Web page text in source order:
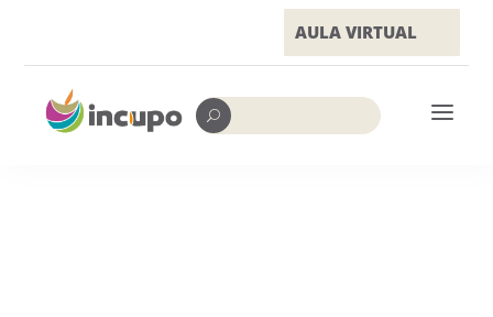
AULA VIRTUAL
U a